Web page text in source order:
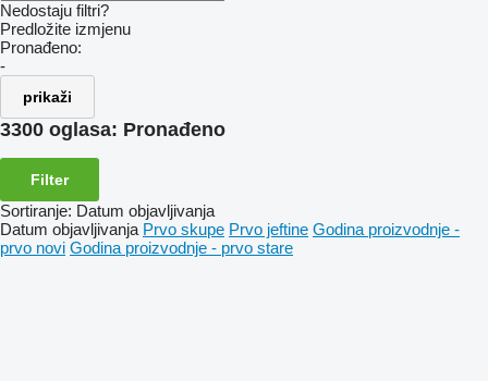
Nedostaju filtri?
Predložite izmjenu
Pronađeno:
-
prikaži
3300 oglasa: Pronađeno
Filter
Sortiranje: Datum objavljivanja
Datum objavljivanja Prvo skupe Prvo jeftine Godina proizvodnje -
prvo novi Godina proizvodnje - prvo stare